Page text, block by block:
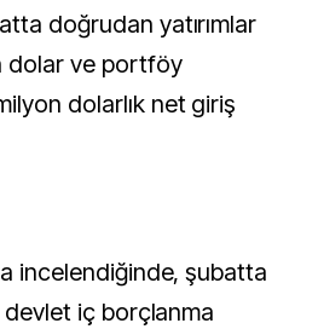
doğrudan yatırımlar
dolar ve portföy
dolarlık net giriş
incelendiğinde, şubatta
devlet iç borçlanma